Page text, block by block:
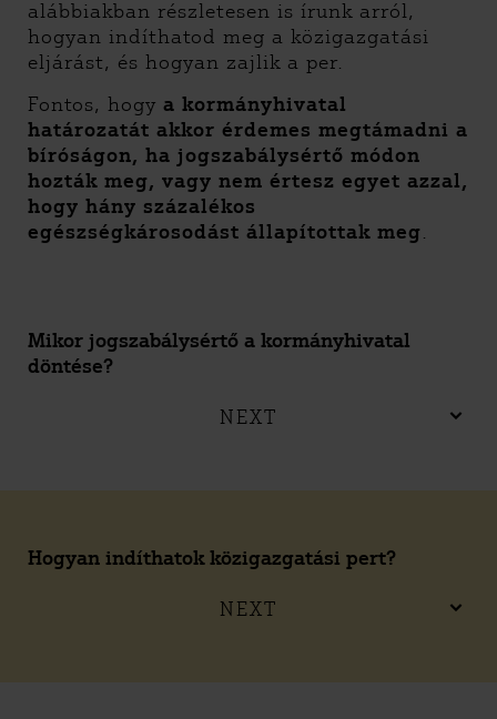
alábbiakban részletesen is írunk arról,
hogyan indíthatod meg a közigazgatási
eljárást, és hogyan zajlik a per.
Fontos, hogy a kormányhivatal
határozatát akkor érdemes megtámadni a
bíróságon, ha jogszabálysértő módon
hozták meg, vagy nem értesz egyet azzal,
hogy hány százalékos
egészségkárosodást állapítottak meg.
Mikor jogszabálysértő a kormányhivatal
döntése?
NEXT
Hogyan indíthatok közigazgatási pert?
NEXT